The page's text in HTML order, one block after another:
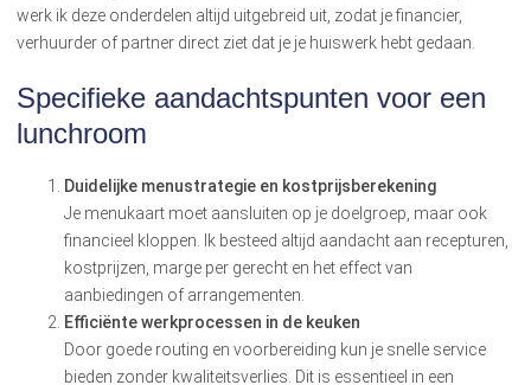
werk ik deze onderdelen altijd uitgebreid uit, zodat je financier,
verhuurder of partner direct ziet dat je je huiswerk hebt gedaan.
Specifieke aandachtspunten voor een
lunchroom
Duidelijke menustrategie en kostprijsberekening
Je menukaart moet aansluiten op je doelgroep, maar ook
financieel kloppen. Ik besteed altijd aandacht aan recepturen,
kostprijzen, marge per gerecht en het effect van
aanbiedingen of arrangementen.
Efficiënte werkprocessen in de keuken
Door goede routing en voorbereiding kun je snelle service
bieden zonder kwaliteitsverlies. Dit is essentieel in een